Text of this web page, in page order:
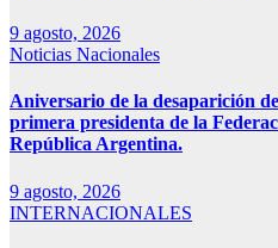
9 agosto, 2026
Noticias Nacionales
Aniversario de la desaparición
primera presidenta de la
República Argentina.
9 agosto, 2026
INTERNACIONALES